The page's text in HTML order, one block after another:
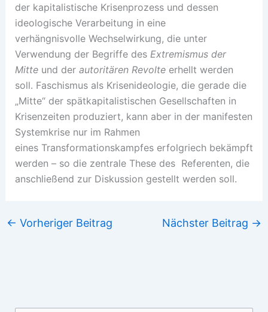
der kapitalistische Krisenprozess und dessen
ideologische Verarbeitung in eine
verhängnisvolle Wechselwirkung, die unter
Verwendung der Begriffe des Extremismus der
Mitteund der autoritären Revolteerhellt werden
soll. Faschismus als Krisenideologie, die gerade die
„Mitte“ der spätkapitalistischen Gesellschaften in
Krisenzeiten produziert, kann aber in der manifesten
Systemkrise nur im Rahmen
eines Transformationskampfes erfolgriech bekämpft
werden – so die zentrale These des Referenten, die
anschließend zur Diskussion gestellt werden soll.
← Vorheriger Beitrag Nächster Beitrag →